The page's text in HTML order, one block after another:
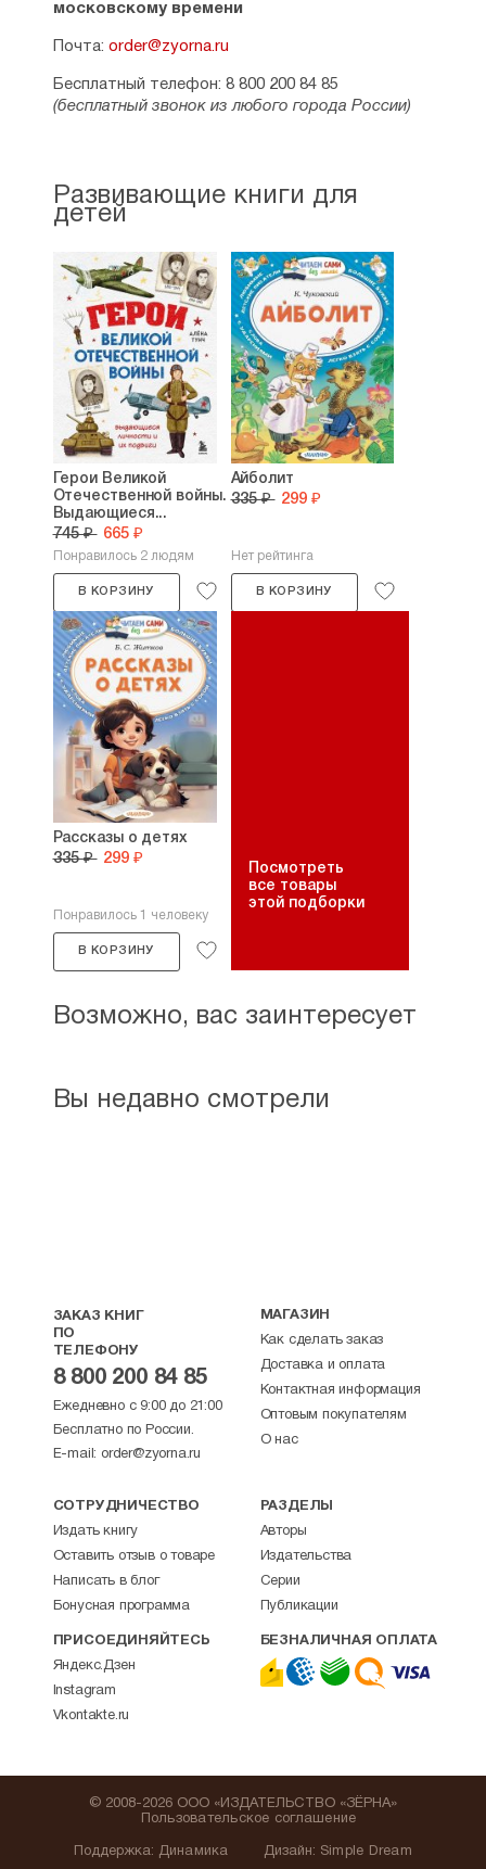
московскому времени
Почта: order@zyorna.ru
Бесплатный телефон: 8 800 200 84 85
(бесплатный звонок из любого города России)
Развивающие книги для
детей
Герои Великой
Отечественной войны.
Выдающиеся...
745 ₽ 665 ₽
Понравилось 2 людям
В КОРЗИНУ
Айболит
335 ₽ 299 ₽
Нет рейтинга
В КОРЗИНУ
Рассказы о детях
335 ₽ 299 ₽
Понравилось 1 человеку
В КОРЗИНУ
Посмотреть
все товары
этой подборки
Возможно, вас заинтересует
Вы недавно смотрели
ЗАКАЗ КНИГ
ПО
ТЕЛЕФОНУ
8 800 200 84 85
Ежедневно с 9:00 до 21:00
Бесплатно по России.
E-mail: order@zyorna.ru
МАГАЗИН
Как сделать заказ
Доставка и оплата
Контактная информация
Оптовым покупателям
О нас
СОТРУДНИЧЕСТВО
Издать книгу
Оставить отзыв о товаре
Написать в блог
Бонусная программа
РАЗДЕЛЫ
Авторы
Издательства
Серии
Публикации
ПРИСОЕДИНЯЙТЕСЬ
Яндекс.Дзен
Instagram
Vkontakte.ru
БЕЗНАЛИЧНАЯ ОПЛАТА
Поддержка: Динамика
© 2008-2026 ООО «ИЗДАТЕЛЬСТВО «ЗЁРНА»
Пользовательское соглашение
Дизайн: Simple Dream